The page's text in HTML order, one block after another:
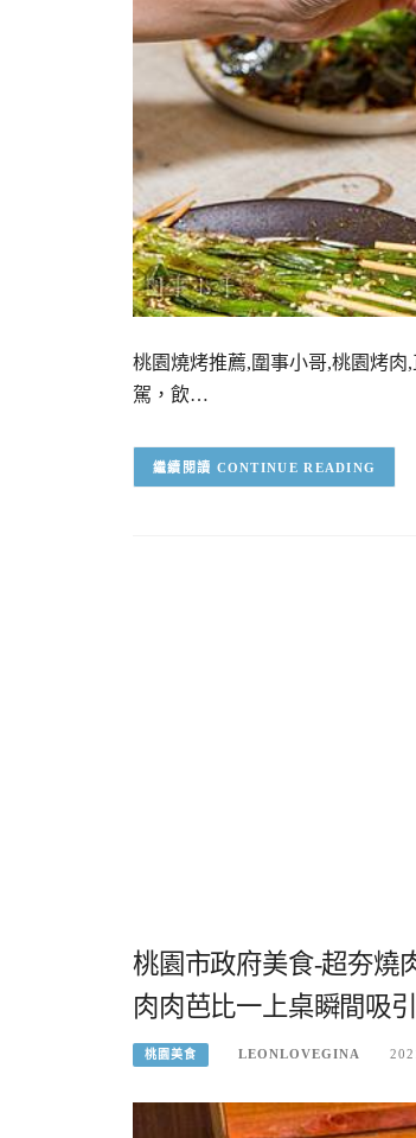
桃園燒烤推薦,圍事小哥,桃園烤
駕，飲…
CONTINUE READING
桃園市政府美食-超夯燒
肉肉芭比一上桌瞬間吸
桃園美食 LEONLOVEGINA